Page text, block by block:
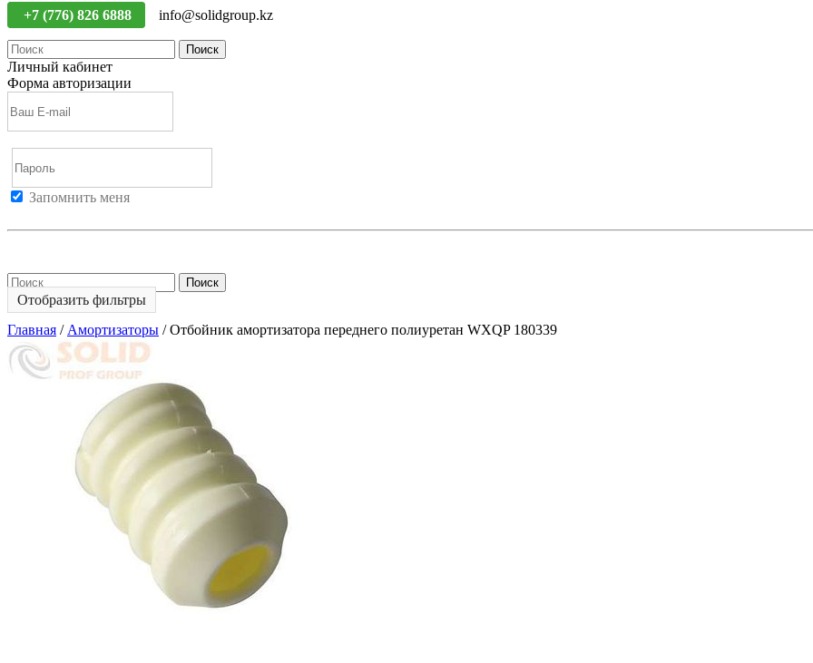
+7 (776) 826 6888 info@solidgroup.kz
Поиск
Личный кабинет
Форма авторизации
Запомнить меня
Поиск
Отобразить фильтры
Главная / Амортизаторы / Отбойник амортизатора переднего полиуретан WXQP 180339